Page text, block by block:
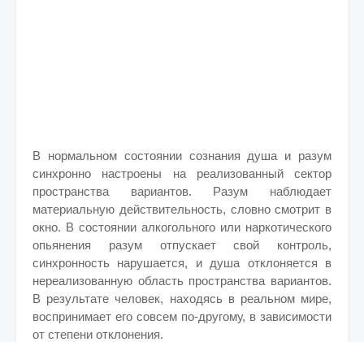
В нормальном состоянии сознания душа и разум
синхронно настроены на реализованный сектор
пространства вариантов. Разум наблюдает
материальную действительность, словно смотрит в
окно. В состоянии алкогольного или наркотического
опьянения разум отпускает свой контроль,
синхронность нарушается, и душа отклоняется в
нереализованную область пространства вариантов.
В результате человек, находясь в реальном мире,
воспринимает его совсем по-другому, в зависимости
от степени отклонения.